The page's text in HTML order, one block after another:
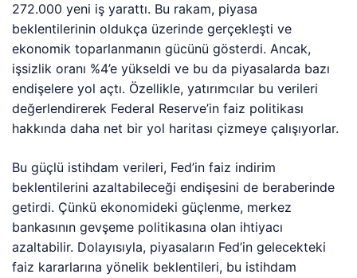
272.000 yeni iş yarattı. Bu rakam, piyasa
beklentilerinin oldukça üzerinde gerçekleşti ve
ekonomik toparlanmanın gücünü gösterdi. Ancak,
işsizlik oranı %4’e yükseldi ve bu da piyasalarda bazı
endişelere yol açtı. Özellikle, yatırımcılar bu verileri
değerlendirerek Federal Reserve’in faiz politikası
hakkında daha net bir yol haritası çizmeye çalışıyorlar.
Bu güçlü istihdam verileri, Fed’in faiz indirim
beklentilerini azaltabileceği endişesini de beraberinde
getirdi. Çünkü ekonomideki güçlenme, merkez
bankasının gevşeme politikasına olan ihtiyacı
azaltabilir. Dolayısıyla, piyasaların Fed’in gelecekteki
faiz kararlarına yönelik beklentileri, bu istihdam